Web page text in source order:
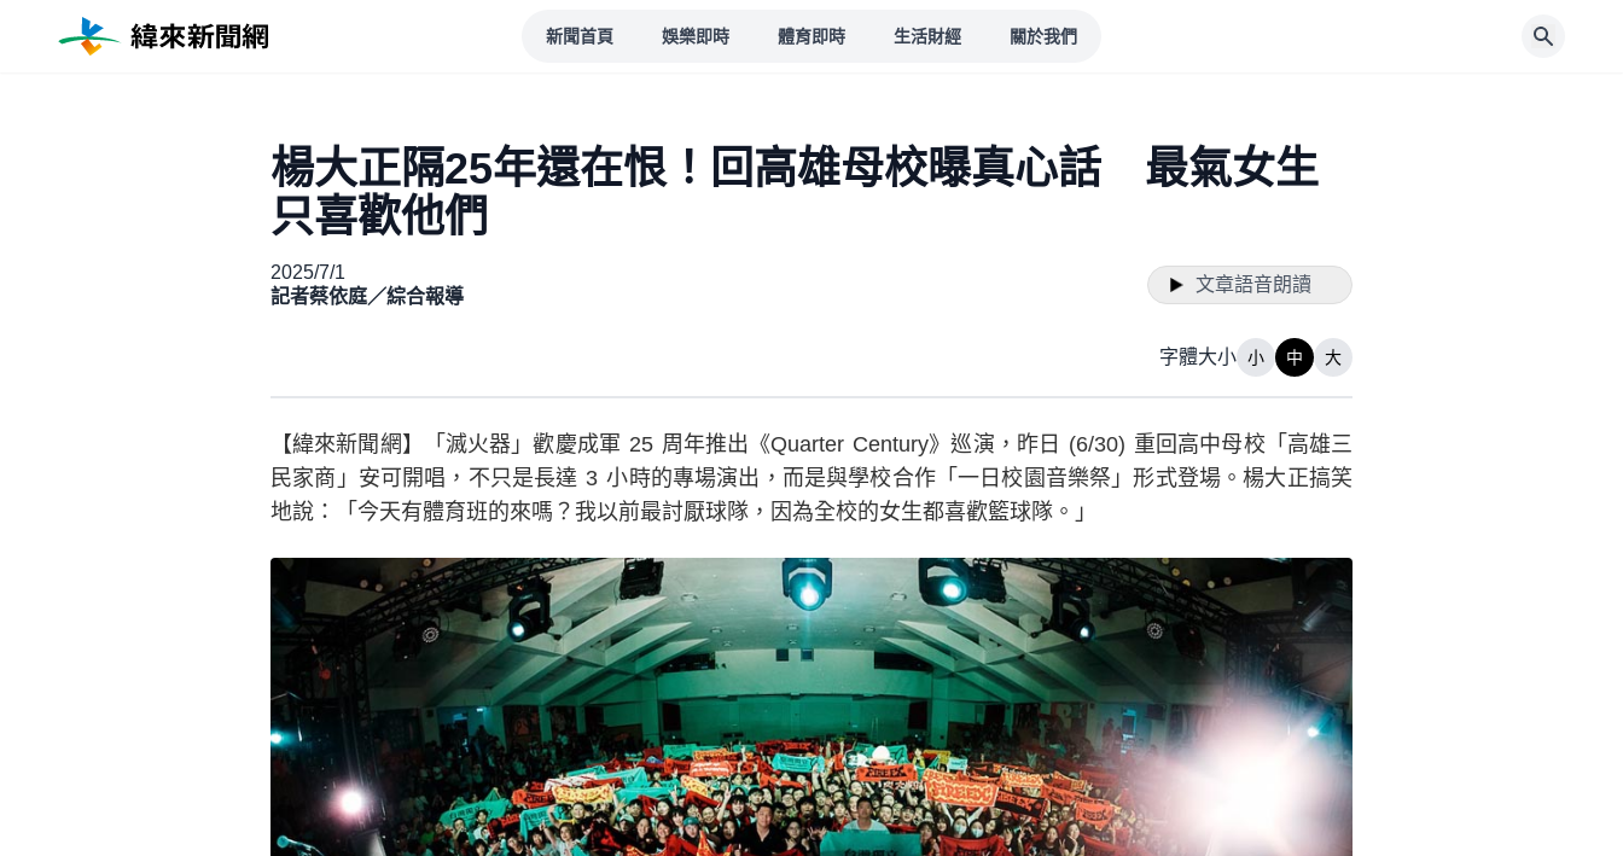
新聞首頁 娛樂即時 體育即時 生活財經 關於我們
楊大正隔25年還在恨！回高雄母校曝真心話 最氣女生
只喜歡他們
2025/7/1
記者蔡依庭／綜合報導
文章語音朗讀
字體大小 小 中 大
【緯來新聞網】「滅火器」歡慶成軍 25 周年推出《Quarter Century》巡演，昨日 (6/30) 重回高中母校「高雄三
民家商」安可開唱，不只是長達 3 小時的專場演出，而是與學校合作「一日校園音樂祭」形式登場。楊大正搞笑
地說：「今天有體育班的來嗎？我以前最討厭球隊，因為全校的女生都喜歡籃球隊。」